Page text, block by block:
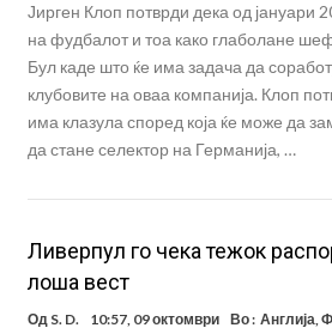
Јирген Клоп потврди дека од јануари
на фудбалот и тоа како глаболане
Бул каде што ќе има задача да
клубовите на оваа компанија. Клоп
има клазула според која ќе може да
да стане селектор на Германија, …
Ливерпул го чека тежок
лоша вест
Од S. D. 10:57, 09 октомври Во : Англија,